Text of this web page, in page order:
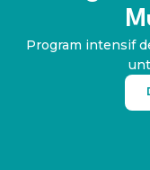
Program intensif